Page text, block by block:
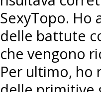
SexyTopo. Ho
delle battute
che vengono
Per ultimo, ho